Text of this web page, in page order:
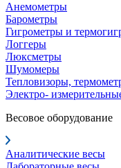
Анемометры
Барометры
Гигрометры и
Логгеры
Люксметры
Шумомеры
Тепловизоры,
Электро-
Весовое оборудование
Аналитические весы